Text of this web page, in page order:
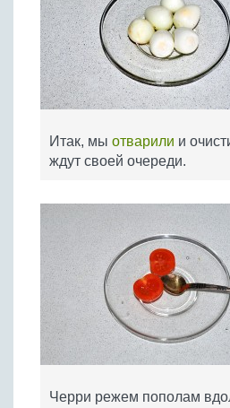
Итак, мы отварили и
ждут своей очереди.
Черри режем пополам